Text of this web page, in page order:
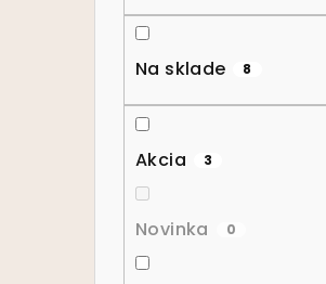
Na sklade 8
Akcia 3
Novinka 0